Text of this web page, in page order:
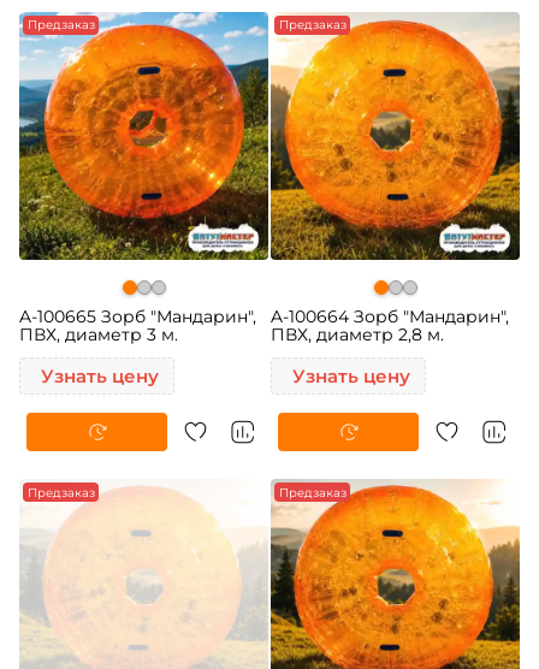
Предзаказ
A-100665 Зорб "Мандарин",
ПВХ, диаметр 3 м.
Узнать цену
Предзаказ
A-100664 Зорб "Мандарин",
ПВХ, диаметр 2,8 м.
Узнать цену
Предзаказ -5% Предзаказ